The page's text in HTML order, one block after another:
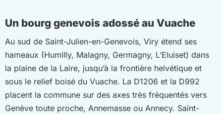
Un bourg genevois adossé au Vuache
Au sud de Saint-Julien-en-Genevois, Viry étend ses
hameaux (Humilly, Malagny, Germagny, L’Eluiset) dans
la plaine de la Laire, jusqu’à la frontière helvétique et
sous le relief boisé du Vuache. La D1206 et la D992
placent la commune sur des axes très fréquentés vers
Genève toute proche, Annemasse ou Annecy. Saint-